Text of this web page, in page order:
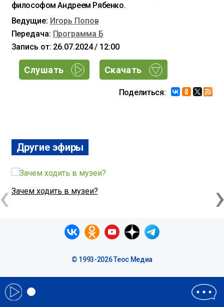
философом Андреем Рябенко.
Ведущие: Игорь Попов
Передача: Программа Б
Запись от: 26.07.2024 / 12:00
Слушать Скачать
Поделиться:
Другие эфиры
Зачем ходить в музеи?
© 1993-2026 Теос Медиа